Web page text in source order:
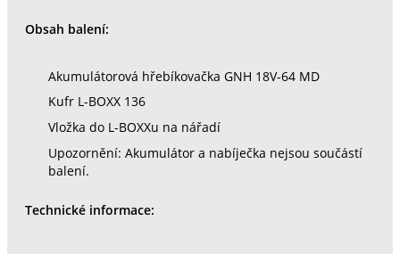
Obsah balení:
Akumulátorová hřebíkovačka GNH 18V-64 MD
Kufr L-BOXX 136
Vložka do L-BOXXu na nářadí
Upozornění: Akumulátor a nabíječka nejsou součástí
balení.
Technické informace: